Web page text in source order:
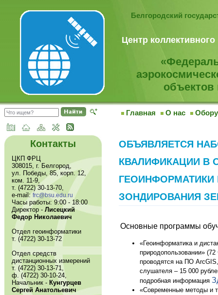
Белгородский
Центр
объектов
Главная О нас
Контакты
ЦКП ФРЦ
308015, г. Белгород,
ул. Победы, 85, корп. 12,
ком. 11-9,
т. (4722) 30-13-70,
e-mail:frc@bsu.edu.ru
Часы работы: 9:00 - 18:00
Директор - Лисецкий
Федор Николаевич
Отдел геоинформатики
т. (4722) 30-13-72
Отдел средств
дистанционных измерений
т. (4722) 30-13-71,
ф. (4722) 30-10-24,
Начальник - Кунгурцев
Сергей Анатольевич
ОБЪЯВЛЯЕТСЯ
КВАЛИФИКАЦИИ В
ЗОНДИРОВАНИЯ
Основные программы
«Геоинформатика и
природопользовании»
проводятся на ПО
слушателя – 15 000
подробная информация
«Современные методы и